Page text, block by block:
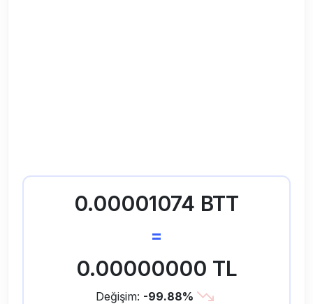
0.00001074 BTT
=
0.00000000 TL
Değişim: -99.88%